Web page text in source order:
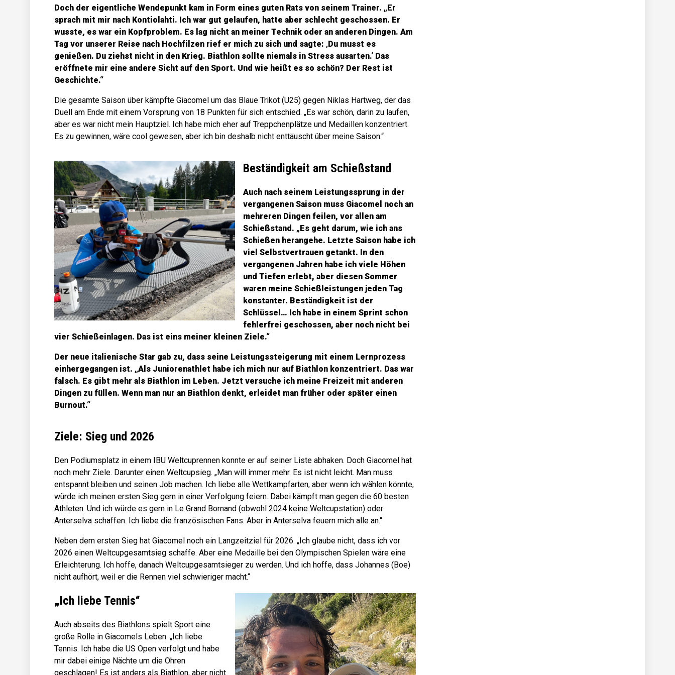
Doch der eigentliche Wendepunkt kam in Form eines guten Rats von seinem Trainer. „Er
sprach mit mir nach Kontiolahti. Ich war gut gelaufen, hatte aber schlecht geschossen. Er
wusste, es war ein Kopfproblem. Es lag nicht an meiner Technik oder an anderen Dingen. Am
Tag vor unserer Reise nach Hochfilzen rief er mich zu sich und sagte: ‚Du musst es
genießen. Du ziehst nicht in den Krieg. Biathlon sollte niemals in Stress ausarten.‘ Das
eröffnete mir eine andere Sicht auf den Sport. Und wie heißt es so schön? Der Rest ist
Geschichte.“
Die gesamte Saison über kämpfte Giacomel um das Blaue Trikot (U25) gegen Niklas Hartweg, der das
Duell am Ende mit einem Vorsprung von 18 Punkten für sich entschied. „Es war schön, darin zu laufen,
aber es war nicht mein Hauptziel. Ich habe mich eher auf Treppchenplätze und Medaillen konzentriert.
Es zu gewinnen, wäre cool gewesen, aber ich bin deshalb nicht enttäuscht über meine Saison.“
Beständigkeit am Schießstand
Auch nach seinem Leistungssprung in der
vergangenen Saison muss Giacomel noch an
mehreren Dingen feilen, vor allen am
Schießstand. „Es geht darum, wie ich ans
Schießen herangehe. Letzte Saison habe ich
viel Selbstvertrauen getankt. In den
vergangenen Jahren habe ich viele Höhen
und Tiefen erlebt, aber diesen Sommer
waren meine Schießleistungen jeden Tag
konstanter. Beständigkeit ist der
Schlüssel… Ich habe in einem Sprint schon
fehlerfrei geschossen, aber noch nicht bei
vier Schießeinlagen. Das ist eins meiner kleinen Ziele.“
Der neue italienische Star gab zu, dass seine Leistungssteigerung mit einem Lernprozess
einhergegangen ist. „Als Juniorenathlet habe ich mich nur auf Biathlon konzentriert. Das war
falsch. Es gibt mehr als Biathlon im Leben. Jetzt versuche ich meine Freizeit mit anderen
Dingen zu füllen. Wenn man nur an Biathlon denkt, erleidet man früher oder später einen
Burnout.“
Ziele: Sieg und 2026
Den Podiumsplatz in einem IBU Weltcuprennen konnte er auf seiner Liste abhaken. Doch Giacomel hat
noch mehr Ziele. Darunter einen Weltcupsieg. „Man will immer mehr. Es ist nicht leicht. Man muss
entspannt bleiben und seinen Job machen. Ich liebe alle Wettkampfarten, aber wenn ich wählen könnte,
würde ich meinen ersten Sieg gern in einer Verfolgung feiern. Dabei kämpft man gegen die 60 besten
Athleten. Und ich würde es gern in Le Grand Bornand (obwohl 2024 keine Weltcupstation) oder
Anterselva schaffen. Ich liebe die französischen Fans. Aber in Anterselva feuern mich alle an.“
Neben dem ersten Sieg hat Giacomel noch ein Langzeitziel für 2026. „Ich glaube nicht, dass ich vor
2026 einen Weltcupgesamtsieg schaffe. Aber eine Medaille bei den Olympischen Spielen wäre eine
Erleichterung. Ich hoffe, danach Weltcupgesamtsieger zu werden. Und ich hoffe, dass Johannes (Boe)
nicht aufhört, weil er die Rennen viel schwieriger macht.“
„Ich liebe Tennis“
Auch abseits des Biathlons spielt Sport eine
große Rolle in Giacomels Leben. „Ich liebe
Tennis. Ich habe die US Open verfolgt und habe
mir dabei einige Nächte um die Ohren
geschlagen! Es ist anders als Biathlon, aber nicht